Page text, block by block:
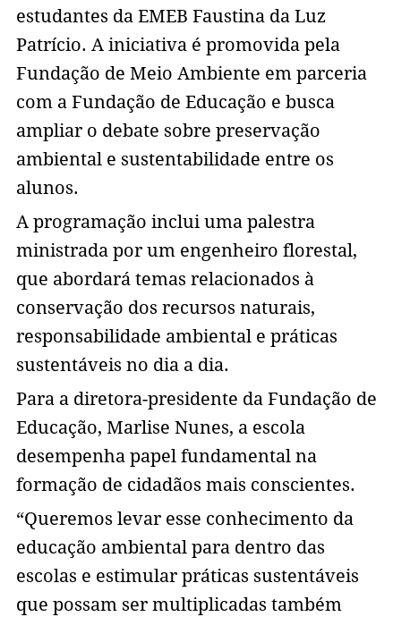
estudantes da EMEB Faustina da Luz
Patrício. A iniciativa é promovida pela
Fundação de Meio Ambiente em parceria
com a Fundação de Educação e busca
ampliar o debate sobre preservação
ambiental e sustentabilidade entre os
alunos.
A programação inclui uma palestra
ministrada por um engenheiro florestal,
que abordará temas relacionados à
conservação dos recursos naturais,
responsabilidade ambiental e práticas
sustentáveis no dia a dia.
Para a diretora-presidente da Fundação de
Educação, Marlise Nunes, a escola
desempenha papel fundamental na
formação de cidadãos mais conscientes.
“Queremos levar esse conhecimento da
educação ambiental para dentro das
escolas e estimular práticas sustentáveis
que possam ser multiplicadas também